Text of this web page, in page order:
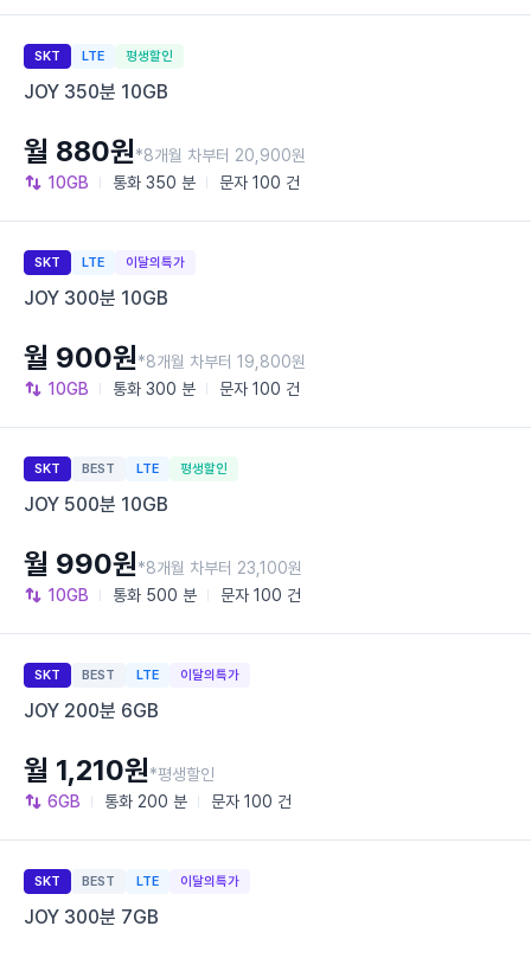
SKT LTE 평생할인
JOY 350분 10GB
10GB 통화 350 분 문자 100 건
월 880원*8개월 차부터 20,900원
SKT LTE 이달의특가
JOY 300분 10GB
10GB 통화 300 분 문자 100 건
월 900원*8개월 차부터 19,800원
SKT BEST LTE 평생할인
JOY 500분 10GB
10GB 통화 500 분 문자 100 건
월 990원*8개월 차부터 23,100원
SKT BEST LTE 이달의특가
JOY 200분 6GB
6GB 통화 200 분 문자 100 건
월 1,210원*평생할인
SKT BEST LTE 이달의특가
JOY 300분 7GB